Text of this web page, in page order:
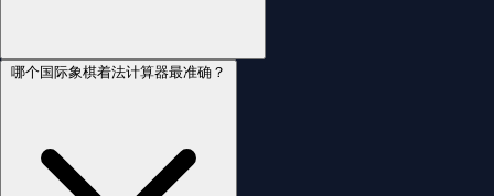
哪个国际象棋着法计算器最准确？